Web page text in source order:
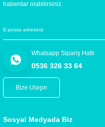
haberdar olabilirsiniz.
Whatsapp Sipariş Hattı
0536 326 33 64
Bize Ulaşın
Sosyal Medyada Biz